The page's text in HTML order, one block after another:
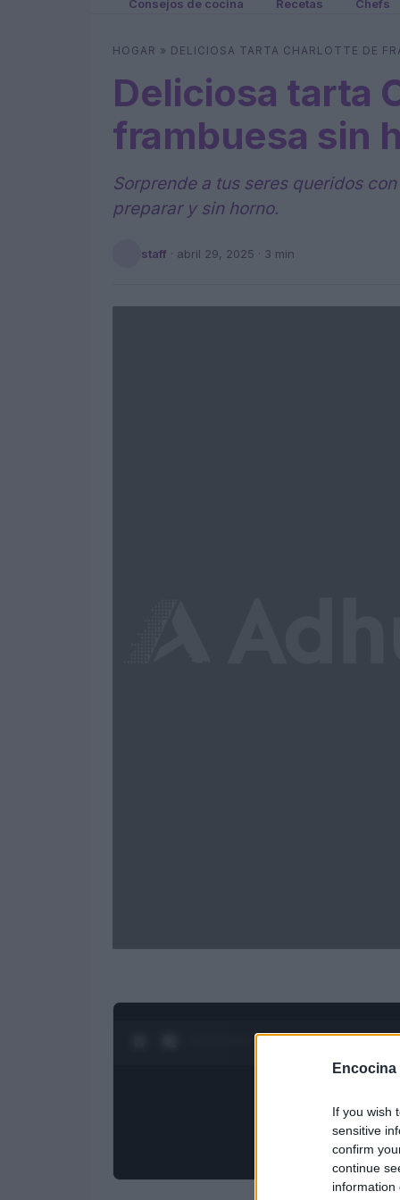
Encocina
If you wish
sensitive
confirm
continue
information
Consejos de cocina Recetas Chefs
HOGAR » DELICIOSA TARTA CHARLOTTE DE
Deliciosa tarta
frambuesa sin
Sorprende a tus seres queridos
preparar y sin horno.
staff · abril 29, 2025 · 3 min